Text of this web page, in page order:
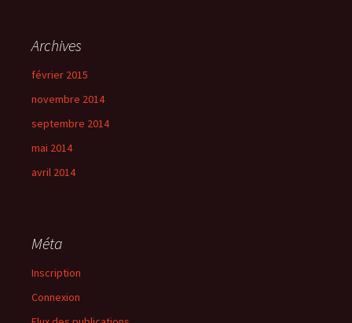
Archives
février 2015
novembre 2014
septembre 2014
mai 2014
avril 2014
Méta
Inscription
Connexion